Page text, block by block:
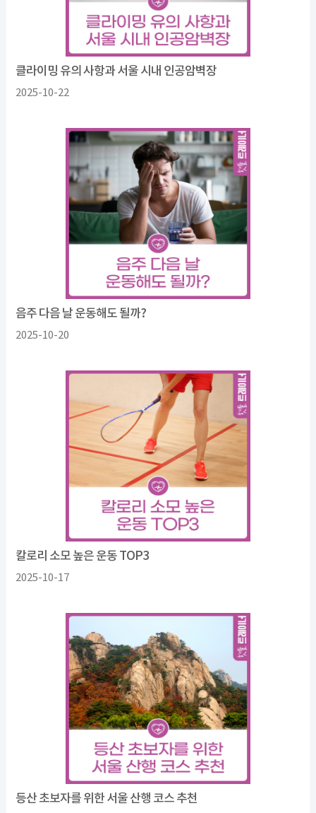
클라이밍 유의 사항과 서울 시내 인공암벽장
2025-10-22
음주 다음 날 운동해도 될까?
2025-10-20
칼로리 소모 높은 운동 TOP3
2025-10-17
등산 초보자를 위한 서울 산행 코스 추천